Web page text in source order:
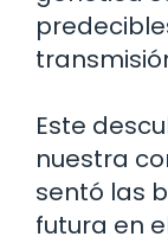
Este
nuestra
sentó las
futura en